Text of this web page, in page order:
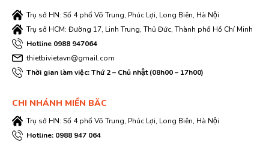
Trụ sở HN: Số 4 phố Võ Trung, Phúc Lợi, Long Biên, Hà Nội
Trụ sở HCM: Đường 17, Linh Trung, Thủ Đức, Thành phố Hồ Chí Minh
Hotline 0988 947064
thietbivietavn@gmail.com
Thời gian làm việc: Thứ 2 – Chủ nhật (08h00 – 17h00)
CHI NHÁNH MIỀN BĂC
Trụ sở HN: Số 4 phố Võ Trung, Phúc Lợi, Long Biên, Hà Nội
Hotline: 0988 947 064